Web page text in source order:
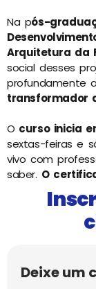
Na pós-
Arquitetura da
social desses
profundamente
transformador
O curso inicia
sextas-feiras e
vivo com
saber. O
Deixe um